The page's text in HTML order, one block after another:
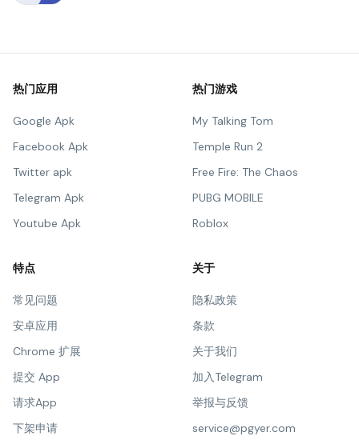
热门应用
Google Apk
Facebook Apk
Twitter apk
Telegram Apk
Youtube Apk
热门游戏
My Talking Tom
Temple Run 2
Free Fire: The Chaos
PUBG MOBILE
Roblox
特点
常见问题
安卓应用
Chrome 扩展
提交 App
请求App
下架申请
关于
隐私政策
条款
关于我们
加入Telegram
举报与反馈
service@pgyer.com